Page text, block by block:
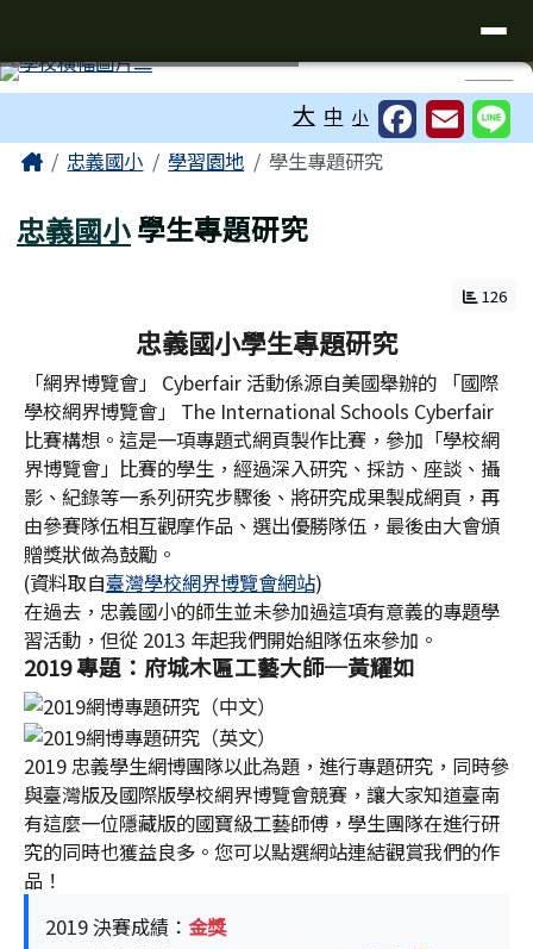
⏸
大 中 小
主內容區域
Home忠義國小 學習園地 學生專題研究
忠義國小學生專題研究
126
忠義國小學生專題研究
「網界博覽會」 Cyberfair 活動係源自美國舉辦的 「國際
學校網界博覽會」 The International Schools Cyberfair
比賽構想。這是一項專題式網頁製作比賽，參加「學校網
界博覽會」比賽的學生，經過深入研究、採訪、座談、攝
影、紀錄等一系列研究步驟後、將研究成果製成網頁，再
由參賽隊伍相互觀摩作品、選出優勝隊伍，最後由大會頒
贈獎狀做為鼓勵。
(資料取自臺灣學校網界博覽會網站)
在過去，忠義國小的師生並未參加過這項有意義的專題學
習活動，但從 2013 年起我們開始組隊伍來參加。
2019 專題：府城木匾工藝大師─黃耀如
2019 忠義學生網博團隊以此為題，進行專題研究，同時參
與臺灣版及國際版學校網界博覽會競賽，讓大家知道臺南
有這麼一位隱藏版的國寶級工藝師傅，學生團隊在進行研
究的同時也獲益良多。您可以點選網站連結觀賞我們的作
品！
2019 決賽成績：金獎
頁尾區域